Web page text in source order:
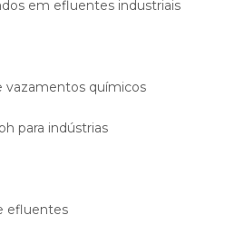
em efluentes industriais
vazamentos químicos
para indústrias
efluentes